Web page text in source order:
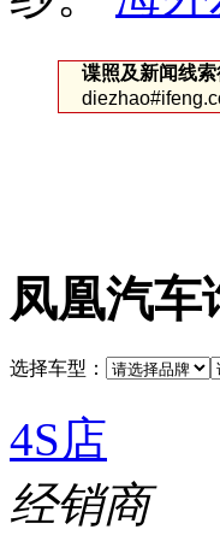
谍照及新闻线索
凤凰汽车
选择车型：
4S店
经销商